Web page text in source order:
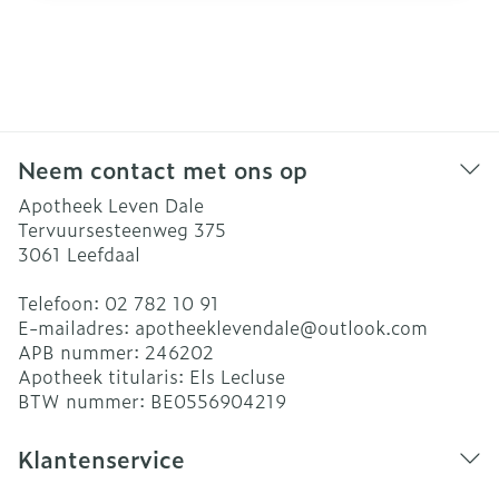
Neem contact met ons op
Apotheek Leven Dale
Tervuursesteenweg 375
3061 Leefdaal
Telefoon: 02 782 10 91
E-mailadres: apotheeklevendale@outlook.com
APB nummer: 246202
Apotheek titularis: Els Lecluse
BTW nummer: BE0556904219
Klantenservice